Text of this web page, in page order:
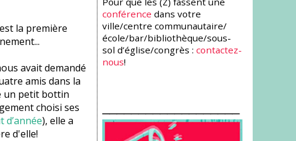
la première
avait demandé
amis dans la
un petit bottin
choisi ses
d’année), elle a
d'elle!
conférence dans votre
ville/centre communautaire/
école/bar/bibliothèque/sous-
sol d’église/congrès :contactez-
nous!